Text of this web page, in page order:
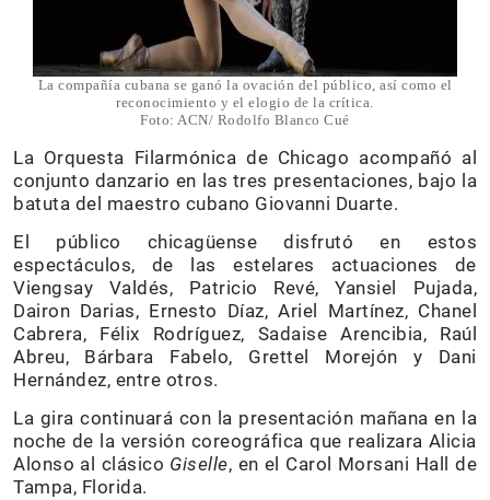
La compañía cubana se ganó la ovación del público, así como el
reconocimiento y el elogio de la crítica.
Foto: ACN/ Rodolfo Blanco Cué
La Orquesta Filarmónica de Chicago acompañó al
conjunto danzario en las tres presentaciones, bajo la
batuta del maestro cubano Giovanni Duarte.
El público chicagüense disfrutó en estos
espectáculos, de las estelares actuaciones de
Viengsay Valdés, Patricio Revé, Yansiel Pujada,
Dairon Darias, Ernesto Díaz, Ariel Martínez, Chanel
Cabrera, Félix Rodríguez, Sadaise Arencibia, Raúl
Abreu, Bárbara Fabelo, Grettel Morejón y Dani
Hernández, entre otros.
La gira continuará con la presentación mañana en la
noche de la versión coreográfica que realizara Alicia
Alonso al clásico Giselle, en el Carol Morsani Hall de
Tampa, Florida.